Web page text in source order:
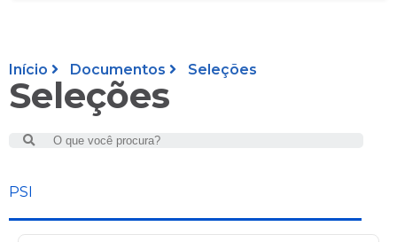
Início Documentos Seleções
Seleções
Search
PSI